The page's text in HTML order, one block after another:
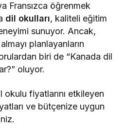
Fransızca öğrenmek
dil okulları, kaliteli eğitim
sunuyor. Ancak,
planlayanların
biri de “Kanada dil
oluyor.
okulu fiyatlarını etkileyen
ve bütçenize uygun